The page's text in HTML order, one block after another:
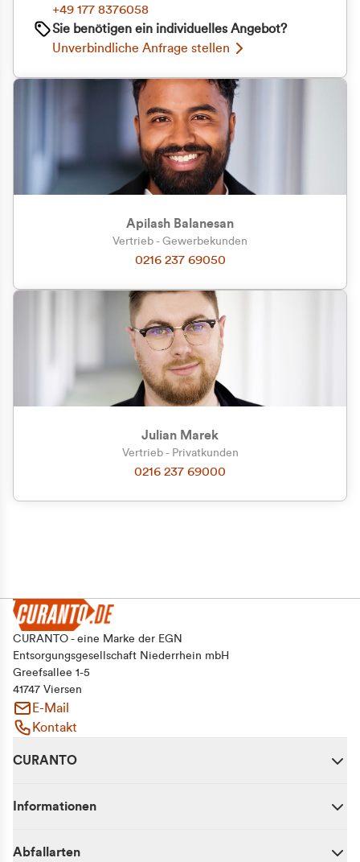
+49 177 8376058
Sie benötigen ein individuelles Angebot?
Unverbindliche Anfrage stellen
Apilash Balanesan
Vertrieb - Gewerbekunden
0216 237 69050
Julian Marek
Vertrieb - Privatkunden
0216 237 69000
CURANTO - eine Marke der EGN
Entsorgungsgesellschaft Niederrhein mbH
Greefsallee 1-5
41747 Viersen
E-Mail
Kontakt
CURANTO
Informationen
Abfallarten